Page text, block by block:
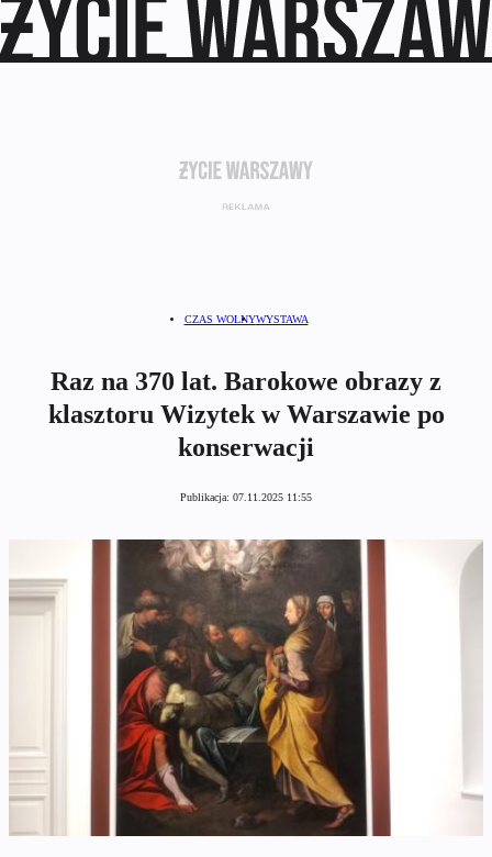
CZAS WOLNYWYSTAWA
Raz na 370 lat. Barokowe obrazy z
klasztoru Wizytek w Warszawie po
konserwacji
Publikacja: 07.11.2025 11:55